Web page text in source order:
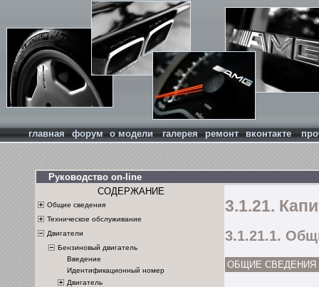
главная форум о модели галерея ремонт вконтакте
Руководство on-line
СОДЕРЖАНИЕ
Общие сведения
Техническое обслуживание
Двигатели
Бензиновый двигатель
Введение
Идентификационный номер
Двигатель
3.1.21.
3.1.21.1.
ОБЩИЕ СВЕДЕНИЯ